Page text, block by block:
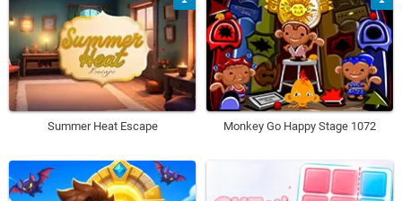
Summer Heat Escape Monkey Go Happy Stage 1072